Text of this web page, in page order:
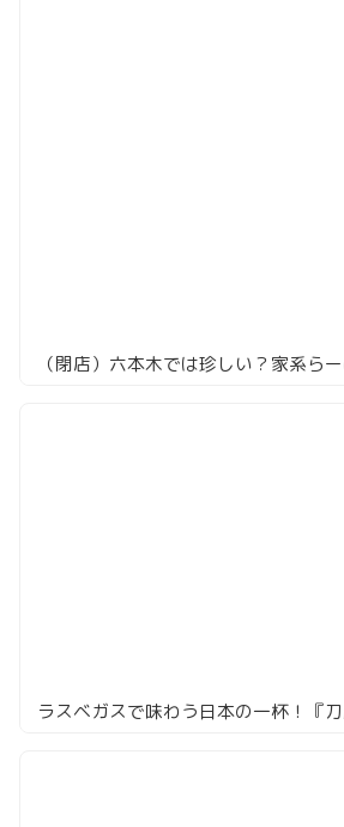
（閉店）六本木では珍しい？家系ら